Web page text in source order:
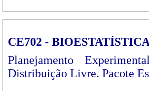
CE702 -
Planejamento
Distribuição Livre. Pacote